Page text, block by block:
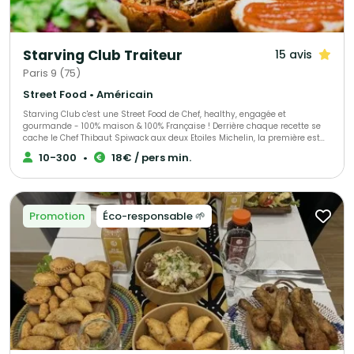
Starving Club Traiteur 15 avis
Paris 9 (75)
Street Food • Américain
Starving Club c'est une Street Food de Chef, healthy, engagée et
gourmande - 100% maison & 100% Française ! Derrière chaque recette se
cache le Chef Thibaut Spiwack aux deux Etoiles Michelin, la première est
Verte en récompense à son engagement pour une gastronomie durable
et responsable, la seconde, obtenue en 2023, pour sa cuisine moderne et
établissements, notre équipe se fera un plaisir de vous satisfaire ! Avec
Starving Club on se fait plaisir tout en respectant la planète :)
10-300 • 18€ / pers min.
Promotion Éco-responsable 🌱